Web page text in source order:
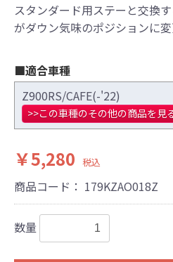
スタンダード用ステーと交換
がダウン気味のポジションに変
■適合車種
Z900RS/CAFE(-'22)
>>この車種のその他の商品を見
￥5,280 税込
商品コード： 179KZAO018Z
数量
●当HP内では、マフラー
かりやすくするために一
真を使用しております。
●レーシングパーツはサー
ーツ走行ならびにレース